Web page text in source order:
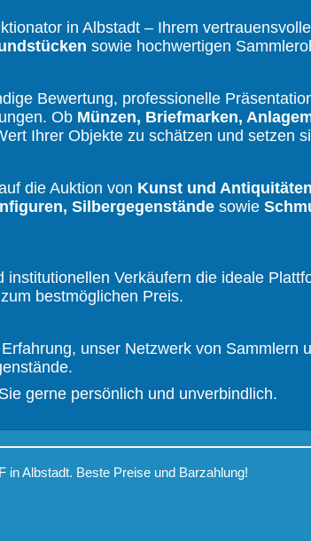
in Albstadt – Ihrem
sowie hochwertigen
Bewertung, professionelle
Ob Münzen, Briefmarken,
Ihrer Objekte zu schätzen und setzen
die Auktion von Kunst und Antiquitäten
Silbergegenstände sowie
institutionellen Verkäufern die ideale
bestmöglichen Preis.
unser Netzwerk von Sammlern
gerne persönlich und unverbindlich.
Albstadt. Beste Preise und Barzahlung!